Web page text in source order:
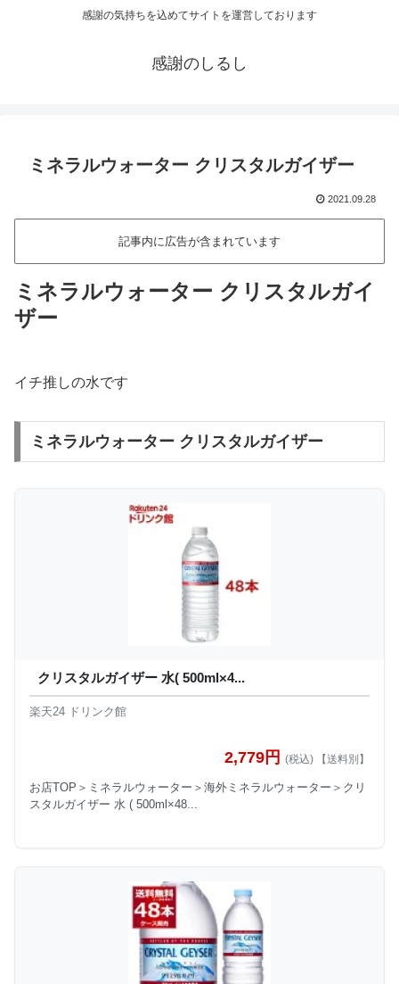
感謝の気持ちを込めてサイトを運営しております
感謝のしるし
ミネラルウォーター クリスタルガイザー
2021.09.28
記事内に広告が含まれています
ミネラルウォーター クリスタルガイ
ザー
イチ推しの水です
ミネラルウォーター クリスタルガイザー
クリスタルガイザー 水( 500ml×4...
楽天24 ドリンク館
2,779円 (税込) 【送料別】
お店TOP＞ミネラルウォーター＞海外ミネラルウォーター＞クリ
スタルガイザー 水 ( 500ml×48...